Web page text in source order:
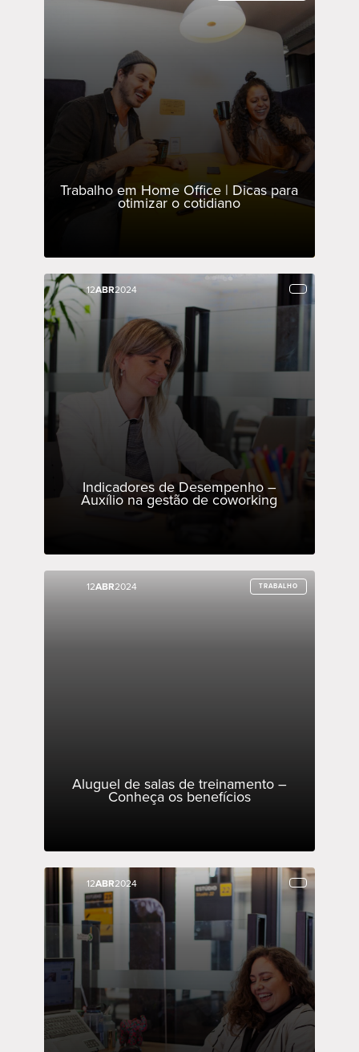
Trabalho em Home Office | Dicas para
otimizar o cotidiano
12ABR2024
Indicadores de Desempenho –
Auxílio na gestão de coworking
12ABR2024
12ABR2024 TRABALHO
Aluguel de salas de treinamento –
Conheça os benefícios
12ABR2024 TRABALHO
12ABR2024
12ABR2024